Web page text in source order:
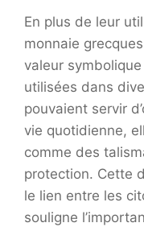
En plus de leur
monnaie
valeur
utilisées dans
pouvaient servir
vie quotidienne,
comme des
protection. Cette
le lien entre les
souligne